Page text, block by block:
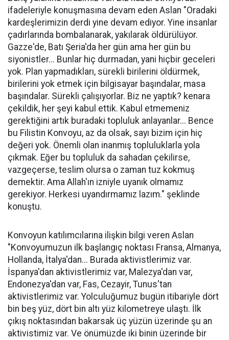
ifadeleriyle konuşmasına devam eden Aslan "Oradaki
kardeşlerimizin derdi yine devam ediyor. Yine insanlar
çadırlarında bombalanarak, yakılarak öldürülüyor.
Gazze'de, Batı Şeria'da her gün ama her gün bu
siyonistler... Bunlar hiç durmadan, yani hiçbir geceleri
yok. Plan yapmadıkları, sürekli birilerini öldürmek,
birilerini yok etmek için bilgisayar başındalar, masa
başındalar. Sürekli çalışıyorlar. Biz ne yaptık? kenara
çekildik, her şeyi kabul ettik. Kabul etmemeniz
gerektiğini artık buradaki topluluk anlayanlar... Bence
bu Filistin Konvoyu, az da olsak, sayı bizim için hiç
değeri yok. Önemli olan inanmış topluluklarla yola
çıkmak. Eğer bu topluluk da sahadan çekilirse,
vazgeçerse, teslim olursa o zaman tuz kokmuş
demektir. Ama Allah'ın izniyle uyanık olmamız
gerekiyor. Herkesi uyandırmamız lazım." şeklinde
konuştu.
Konvoyun katılımcılarına ilişkin bilgi veren Aslan
"Konvoyumuzun ilk başlangıç noktası Fransa, Almanya,
Hollanda, İtalya'dan... Burada aktivistlerimiz var.
İspanya'dan aktivistlerimiz var, Malezya'dan var,
Endonezya'dan var, Fas, Cezayir, Tunus'tan
aktivistlerimiz var. Yolculuğumuz bugün itibariyle dört
bin beş yüz, dört bin altı yüz kilometreye ulaştı. İlk
çıkış noktasından bakarsak üç yüzün üzerinde şu an
aktivistimiz var. Ve önümüzde iki binin üzerinde bir